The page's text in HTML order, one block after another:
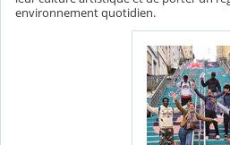
environnement quotidien.